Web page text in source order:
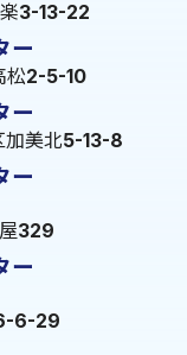
3-13-22
ー
松2-5-10
ー
加美北5-13-8
ー
329
ー
6-29